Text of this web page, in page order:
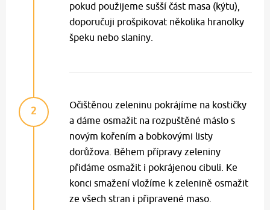
pokud použijeme sušší část masa (kýtu),
doporučuji prošpikovat několika hranolky
špeku nebo slaniny.
2
Očištěnou zeleninu pokrájíme na kostičky
a dáme osmažit na rozpuštěné máslo s
novým kořením a bobkovými listy
dorůžova. Během přípravy zeleniny
přidáme osmažit i pokrájenou cibuli. Ke
konci smažení vložíme k zelenině osmažit
ze všech stran i připravené maso.